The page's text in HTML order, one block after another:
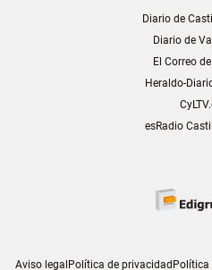
Diario de
Diario de
El Correo
Heraldo-
esRadio
Aviso legal Política de privacidad Política